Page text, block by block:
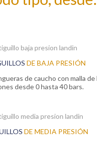
DE BAJA PRESIÓN
de caucho con malla de
desde 0 hasta 40 bars.
DE MEDIA PRESIÓN